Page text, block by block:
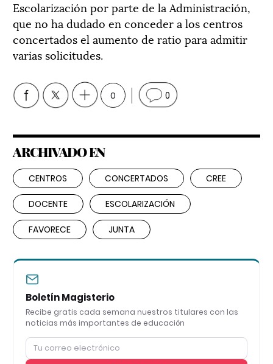
Escolarización por parte de la Administración,
que no ha dudado en conceder a los centros
concertados el aumento de ratio para admitir
varias solicitudes.
0 0
ARCHIVADO EN
CENTROS CONCERTADOS CREE
DOCENTE ESCOLARIZACIÓN
FAVORECE JUNTA
Boletín Magisterio
Recibe gratis cada semana nuestros titulares con las
noticias más importantes de educación